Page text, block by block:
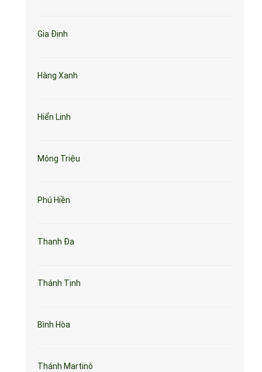
Gia Định
Hàng Xanh
Hiển Linh
Mông Triệu
Phú Hiền
Thanh Đa
Thánh Tịnh
Bình Hòa
Thánh Martinô